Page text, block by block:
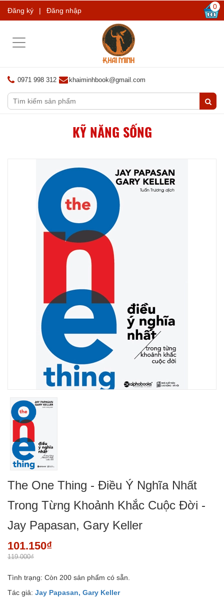
Đăng ký | Đăng nhập 0
Toggle
0971 998 312 khaiminhbook@gmail.com
KỸ NĂNG SỐNG
The One Thing - Điều Ý Nghĩa Nhất
Trong Từng Khoảnh Khắc Cuộc Đời -
Jay Papasan, Gary Keller
101.150₫
119.000₫
Tình trạng: Còn 200 sản phẩm có sẵn.
Tác giả: Jay Papasan, Gary Keller